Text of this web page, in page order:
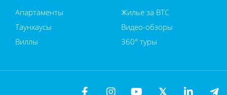
Апартаменты
Таунхаусы
Виллы
Жилье за BTC
Видео-обзоры
360° туры